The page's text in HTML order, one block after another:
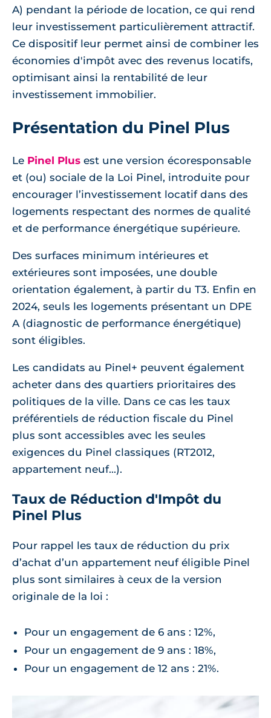
A) pendant la période de location, ce qui rend
leur investissement particulièrement attractif.
Ce dispositif leur permet ainsi de combiner les
économies d'impôt avec des revenus locatifs,
optimisant ainsi la rentabilité de leur
investissement immobilier.
Présentation du Pinel Plus
Le Pinel Plus est une version écoresponsable
et (ou) sociale de la Loi Pinel, introduite pour
encourager l’investissement locatif dans des
logements respectant des normes de qualité
et de performance énergétique supérieure.
Des surfaces minimum intérieures et
extérieures sont imposées, une double
orientation également, à partir du T3. Enfin en
2024, seuls les logements présentant un DPE
A (diagnostic de performance énergétique)
sont éligibles.
Les candidats au Pinel+ peuvent également
acheter dans des quartiers prioritaires des
politiques de la ville. Dans ce cas les taux
préférentiels de réduction fiscale du Pinel
plus sont accessibles avec les seules
exigences du Pinel classiques (RT2012,
appartement neuf...).
Taux de Réduction d'Impôt du
Pinel Plus
Pour rappel les taux de réduction du prix
d’achat d’un appartement neuf éligible Pinel
plus sont similaires à ceux de la version
originale de la loi :
Pour un engagement de 6 ans : 12%,
Pour un engagement de 9 ans : 18%,
Pour un engagement de 12 ans : 21%.